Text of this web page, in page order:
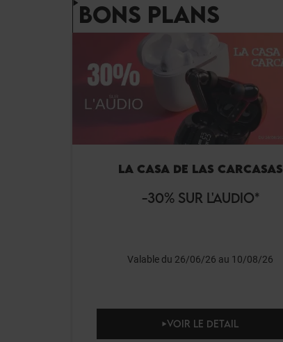
BONS PLANS
LA CASA DE LAS CARCASAS
-30% SUR L'AUDIO*
Valable du 26/06/26 au 10/08/26
VOIR LE DETAIL